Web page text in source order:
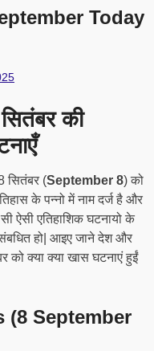
Today
की
सितंबर (September 8) को
के पन्नो में नाम दर्ज है और
ऐसी एतिहाशिक घटनायो के
संबधित हो| आइए जाने देश और
को क्या क्या खास घटनाएं हुईं
(8 September